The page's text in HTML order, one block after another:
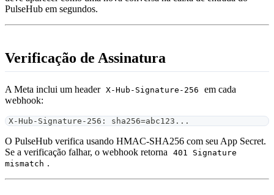
PulseHub em segundos.
Verificação de Assinatura
A Meta inclui um header X-Hub-Signature-256
em cada
webhook:
X-Hub-Signature-256: sha256=abc123...
O PulseHub verifica usando HMAC-SHA256 com seu App Secret.
Se a verificação falhar, o webhook retorna
401 Signature
mismatch .